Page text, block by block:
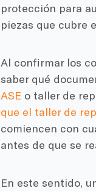
protección para
piezas que cubre
Al confirmar los
saber qué
ASE o taller de
que el taller de
comiencen con
antes de que se
En este sentido,